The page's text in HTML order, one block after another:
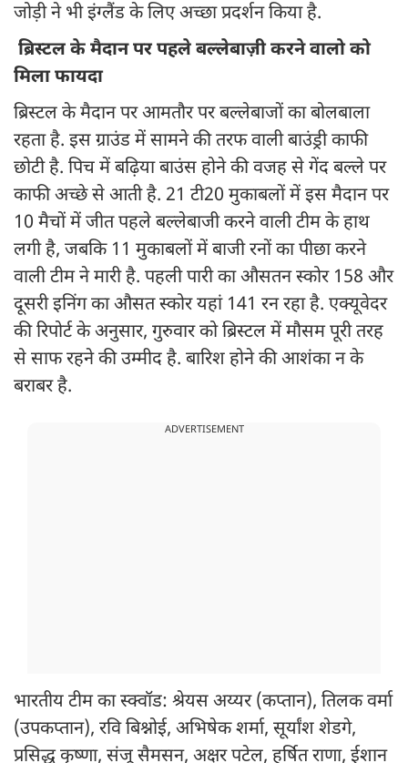
जोड़ी ने भी इंग्लैंड के लिए अच्छा प्रदर्शन किया है.
ब्रिस्टल के मैदान पर पहले बल्लेबाज़ी करने वालो को
मिला फायदा
ब्रिस्टल के मैदान पर आमतौर पर बल्लेबाजों का बोलबाला
रहता है. इस ग्राउंड में सामने की तरफ वाली बाउंड्री काफी
छोटी है. पिच में बढ़िया बाउंस होने की वजह से गेंद बल्ले पर
काफी अच्छे से आती है. 21 टी20 मुकाबलों में इस मैदान पर
10 मैचों में जीत पहले बल्लेबाजी करने वाली टीम के हाथ
लगी है, जबकि 11 मुकाबलों में बाजी रनों का पीछा करने
वाली टीम ने मारी है. पहली पारी का औसतन स्कोर 158 और
दूसरी इनिंग का औसत स्कोर यहां 141 रन रहा है. एक्यूवेदर
की रिपोर्ट के अनुसार, गुरुवार को ब्रिस्टल में मौसम पूरी तरह
से साफ रहने की उम्मीद है. बारिश होने की आशंका न के
बराबर है.
ADVERTISEMENT
भारतीय टीम का स्क्वॉड: श्रेयस अय्यर (कप्तान), तिलक वर्मा
(उपकप्तान), रवि बिश्नोई, अभिषेक शर्मा, सूर्यांश शेडगे,
प्रसिद्ध कृष्णा, संजू सैमसन, अक्षर पटेल, हर्षित राणा, ईशान